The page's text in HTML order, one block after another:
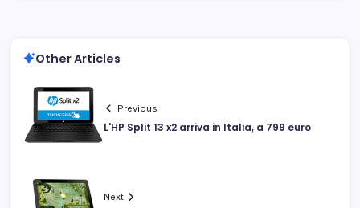
Other Articles
Previous
L'HP Split 13 x2 arriva in Italia, a 799 euro
Next